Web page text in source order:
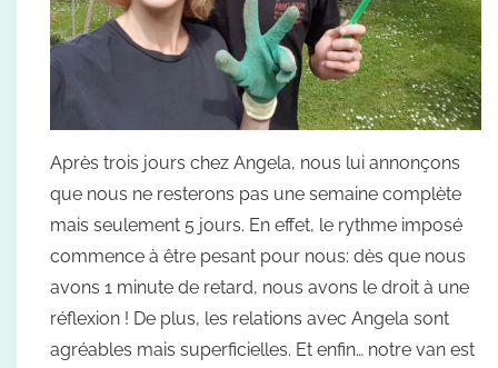
Après trois jours chez Angela, nous lui annonçons
que nous ne resterons pas une semaine complète
mais seulement 5 jours. En effet, le rythme imposé
commence à être pesant pour nous: dès que nous
avons 1 minute de retard, nous avons le droit à une
réflexion ! De plus, les relations avec Angela sont
agréables mais superficielles. Et enfin… notre van est